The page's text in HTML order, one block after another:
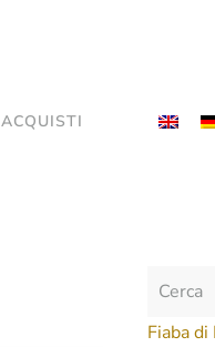
ACQUISTI
Fiaba